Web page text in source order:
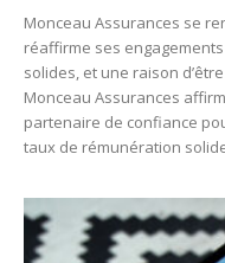
Monceau Assurances se
réaffirme ses
solides, et une raison
Monceau Assurances
partenaire de confiance
taux de rémunération